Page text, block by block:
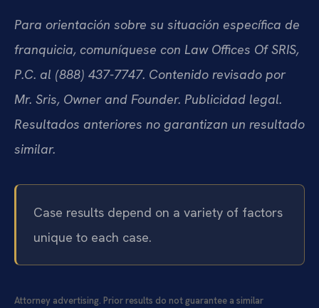
Para orientación sobre su situación específica de
franquicia, comuníquese con Law Offices Of SRIS,
P.C. al (888) 437-7747. Contenido revisado por
Mr. Sris, Owner and Founder. Publicidad legal.
Resultados anteriores no garantizan un resultado
similar.
Case results depend on a variety of factors
unique to each case.
Attorney advertising. Prior results do not guarantee a similar